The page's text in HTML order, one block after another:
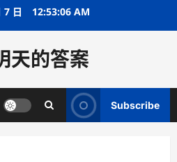
7 日 12:53:07 AM
天的答案
Subscribe